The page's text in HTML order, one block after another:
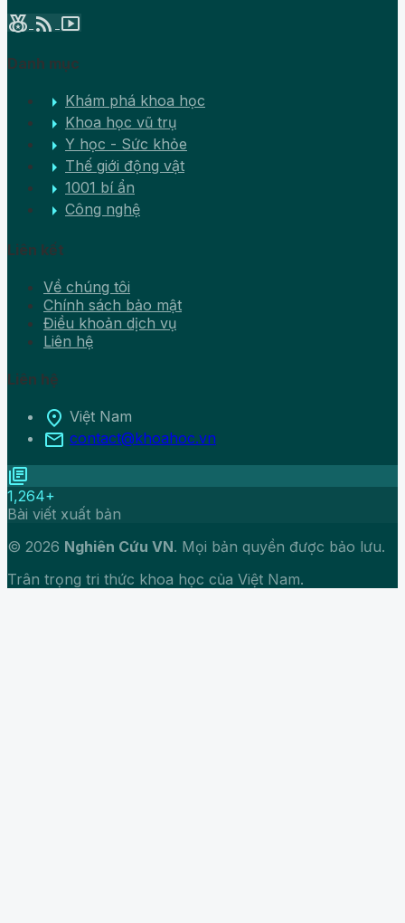
social_leaderboard rss_feed smart_display
Danh mục
arrow_right Khám phá khoa học
arrow_right Khoa học vũ trụ
arrow_right Y học - Sức khỏe
arrow_right Thế giới động vật
arrow_right 1001 bí ẩn
arrow_right Công nghệ
Liên kết
Về chúng tôi
Chính sách bảo mật
Điều khoản dịch vụ
Liên hệ
Liên hệ
location_on Việt Nam
mail contact@khoahoc.vn
library_books
1,264+
Bài viết xuất bản
© 2026 Nghiên Cứu VN. Mọi bản quyền được bảo lưu.
Trân trọng tri thức khoa học của Việt Nam.